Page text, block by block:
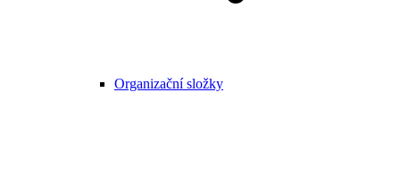
Organizační složky